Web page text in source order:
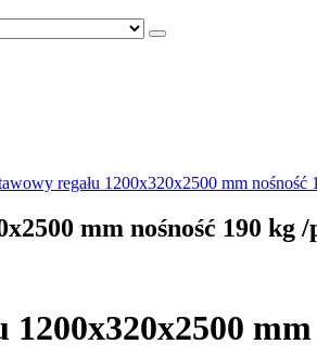
regału 1200x320x2500 mm nośność
mm nośność 190 kg /